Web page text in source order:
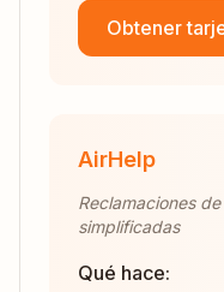
Obtener
AirHelp
Reclamaciones
simplificadas
Qué hace: